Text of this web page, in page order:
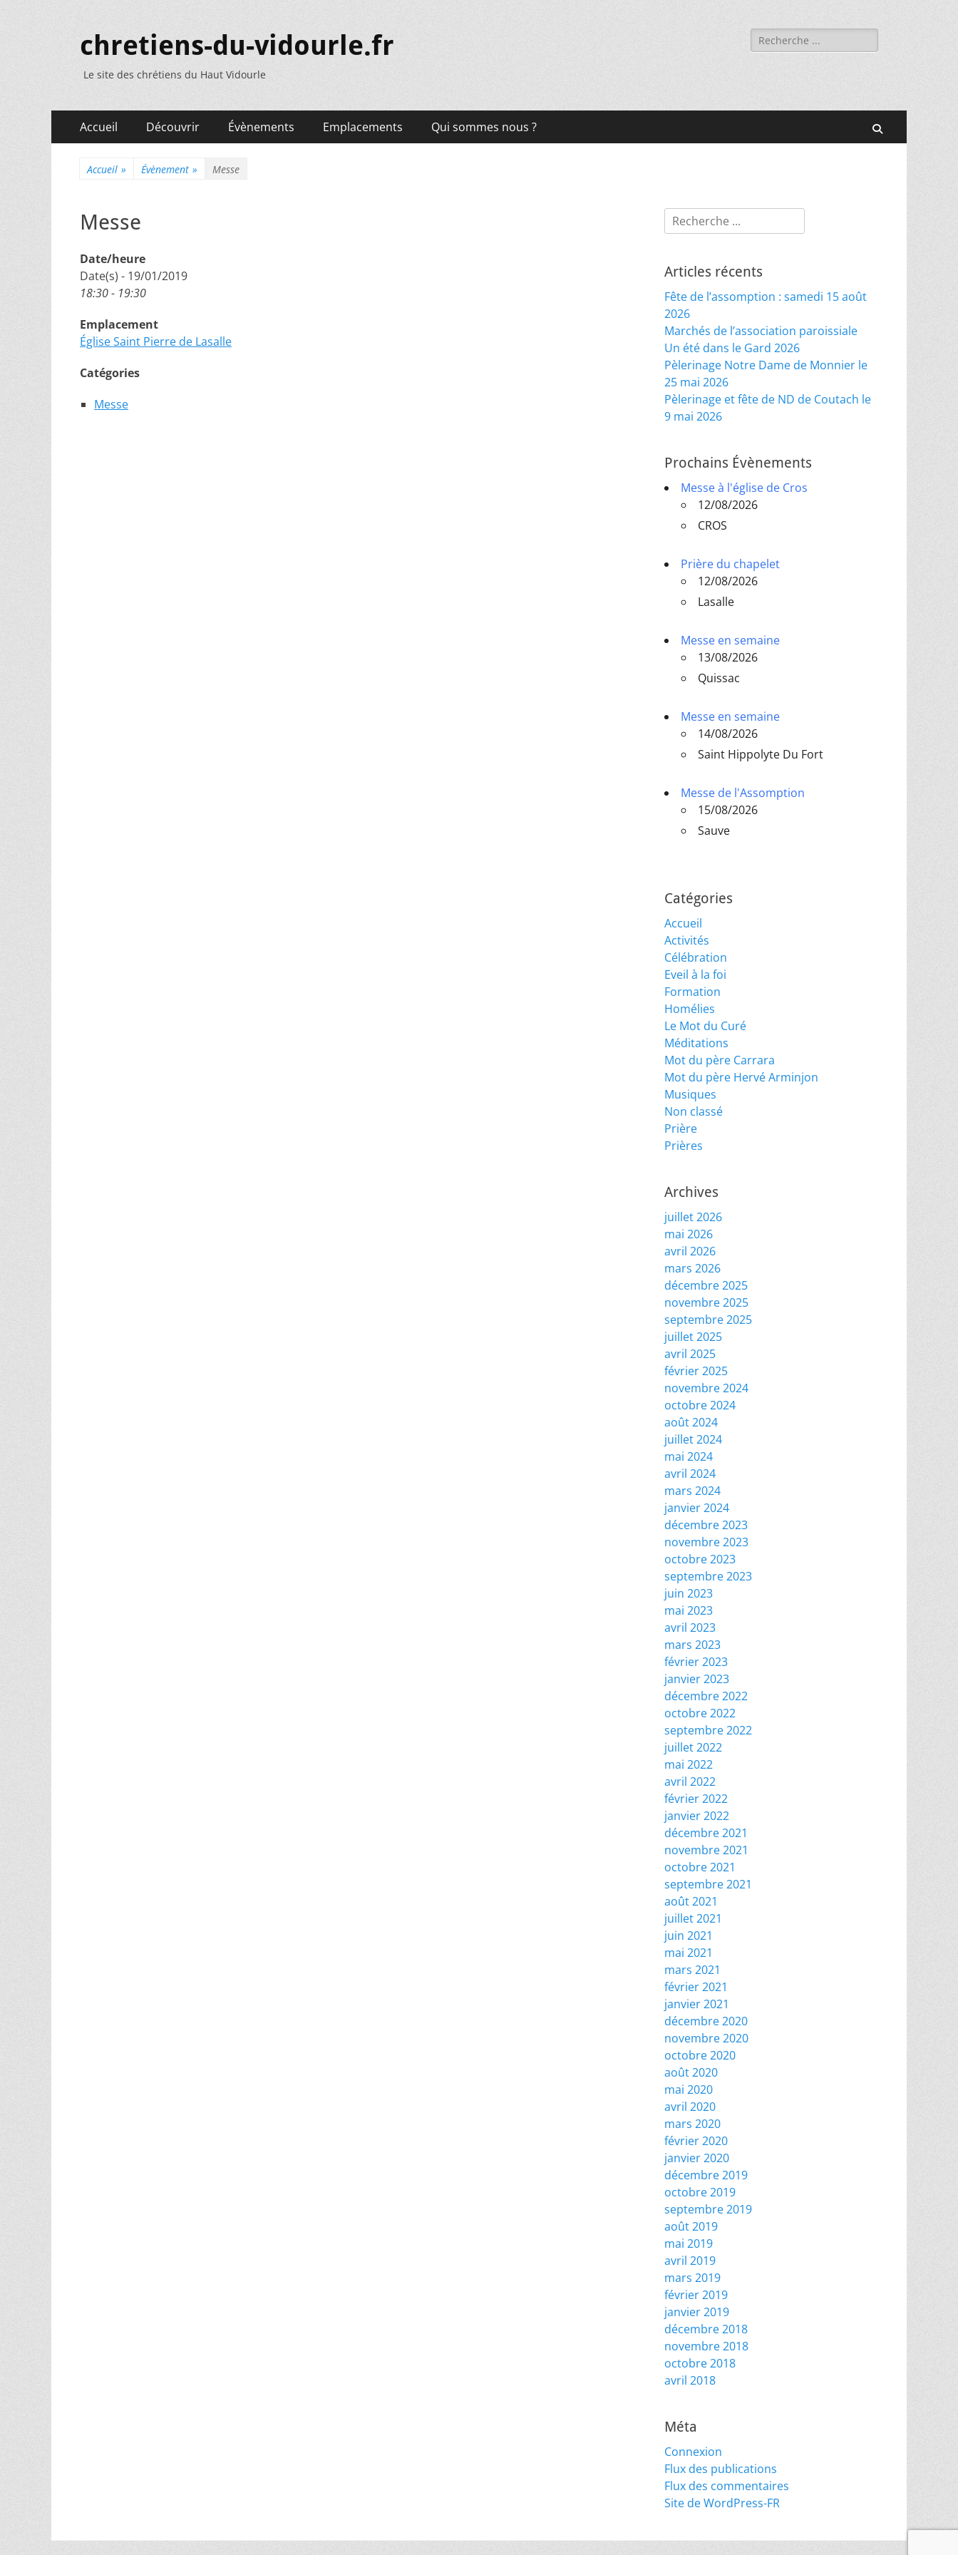
chretiens-du-vidourle.fr
Le site des chrétiens du Haut Vidourle
Rechercher :
Menu
principal
Accueil Découvrir Évènements Emplacements Qui sommes nous ?
Accueil » Évènement » Messe
Messe
Date/heure
Date(s) - 19/01/2019
18:30 - 19:30
Emplacement
Église Saint Pierre de Lasalle
Catégories
Messe
Rechercher :
Articles récents
Fête de l’assomption : samedi 15 août
2026
Marchés de l’association paroissiale
Un été dans le Gard 2026
Pèlerinage Notre Dame de Monnier le
25 mai 2026
Pèlerinage et fête de ND de Coutach le
9 mai 2026
Prochains Évènements
Messe à l'église de Cros
12/08/2026
CROS
Prière du chapelet
12/08/2026
Lasalle
Messe en semaine
13/08/2026
Quissac
Messe en semaine
14/08/2026
Saint Hippolyte Du Fort
Messe de l'Assomption
15/08/2026
Sauve
Catégories
Accueil
Activités
Célébration
Eveil à la foi
Formation
Homélies
Le Mot du Curé
Méditations
Mot du père Carrara
Mot du père Hervé Arminjon
Musiques
Non classé
Prière
Prières
Archives
juillet 2026
mai 2026
avril 2026
mars 2026
décembre 2025
novembre 2025
septembre 2025
juillet 2025
avril 2025
février 2025
novembre 2024
octobre 2024
août 2024
juillet 2024
mai 2024
avril 2024
mars 2024
janvier 2024
décembre 2023
novembre 2023
octobre 2023
septembre 2023
juin 2023
mai 2023
avril 2023
mars 2023
février 2023
janvier 2023
décembre 2022
octobre 2022
septembre 2022
juillet 2022
mai 2022
avril 2022
février 2022
janvier 2022
décembre 2021
novembre 2021
octobre 2021
septembre 2021
août 2021
juillet 2021
juin 2021
mai 2021
mars 2021
février 2021
janvier 2021
décembre 2020
novembre 2020
octobre 2020
août 2020
mai 2020
avril 2020
mars 2020
février 2020
janvier 2020
décembre 2019
octobre 2019
septembre 2019
août 2019
mai 2019
avril 2019
mars 2019
février 2019
janvier 2019
décembre 2018
novembre 2018
octobre 2018
avril 2018
Méta
Connexion
Flux des publications
Flux des commentaires
Site de WordPress-FR